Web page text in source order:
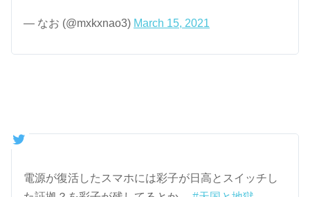
— なお (@mxkxnao3) March 15, 2021
電源が復活したスマホには彩子が日高とスイッチし